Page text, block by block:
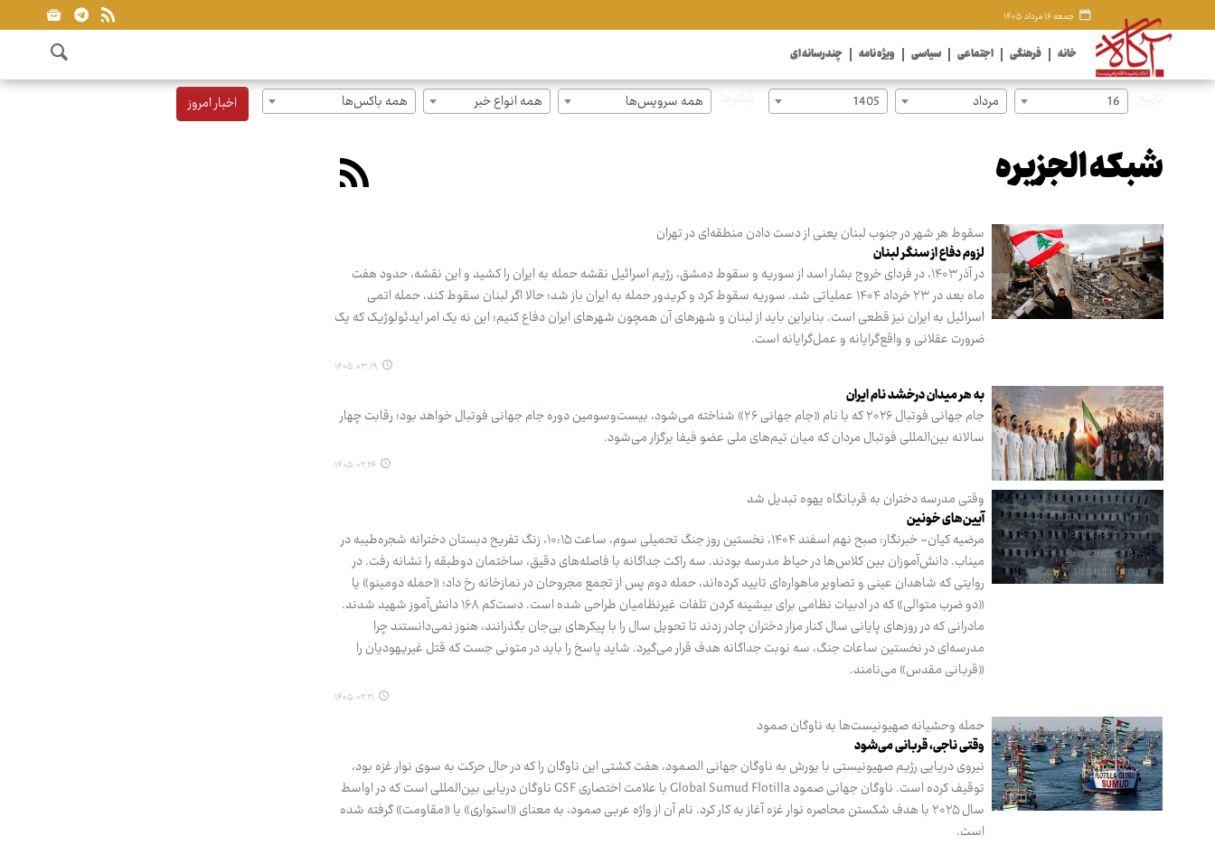
جمعه ۱۶ مرداد ۱۴۰۵
خانه فرهنگی اجتماعی سیاسی ویژه نامه چندرسانه ای
16 مرداد 1405 همه سرویس‌ها همه انواع خبر همه باکس‌ها اخبار امروز
شبکه الجزیره
سقوط هر شهر در جنوب لبنان یعنی از دست دادن منطقه‌ای در تهران
لزوم دفاع از سنگر لبنان
در آذر ۱۴۰۳، در فردای خروج بشار اسد از سوریه و سقوط دمشق، رژیم اسرائیل نقشه حمله به ایران را کشید و این نقشه، حدود هفت
ماه بعد در ۲۳ خرداد ۱۴۰۴ عملیاتی شد. سوریه سقوط کرد و کریدور حمله به ایران باز شد؛ حالا اگر لبنان سقوط کند، حمله اتمی
اسرائیل به ایران نیز قطعی است. بنابراین باید از لبنان و شهرهای آن همچون شهرهای ایران دفاع کنیم؛ این نه یک امر ایدئولوژیک که یک
ضرورت عقلانی و واقع‌گرایانه و عمل‌گرایانه است.
۱۴۰۵.۰۳.۱۹
به هر میدان درخشد نام ایران
جام جهانی فوتبال ۲۰۲۶ که با نام «جام جهانی ۲۶» شناخته می‌شود، بیست‌وسومین دوره جام جهانی فوتبال خواهد بود؛ رقابت چهار
سالانه بین‌المللی فوتبال مردان که میان تیم‌های ملی عضو فیفا برگزار می‌شود.
۱۴۰۵.۰۲.۲۶
وقتی مدرسه دختران به قربانگاه یهوه تبدیل شد
آیین‌های خونین
مرضیه کیان- خبرنگار: صبح نهم اسفند ۱۴۰۴، نخستین روز جنگ تحمیلی سوم، ساعت ۱۰:۱۵، زنگ تفریح دبستان دخترانه شجره‌طیبه در
میناب. دانش‌آموزان بین کلاس‌ها در حیاط مدرسه بودند. سه راکت جداگانه با فاصله‌های دقیق، ساختمان دوطبقه را نشانه رفت. در
روایتی که شاهدان عینی و تصاویر ماهواره‌ای تایید کرده‌اند، حمله دوم پس از تجمع مجروحان در نمازخانه رخ داد؛ «حمله دومینو» یا
«دو ضرب متوالی» که در ادبیات نظامی برای بیشینه کردن تلفات غیرنظامیان طراحی شده است. دست‌کم ۱۶۸ دانش‌آموز شهید شدند.
مادرانی که در روزهای پایانی سال کنار مزار دختران چادر زدند تا تحویل سال را با پیکرهای بی‌جان بگذرانند، هنوز نمی‌دانستند چرا
مدرسه‌ای در نخستین ساعات جنگ، سه نوبت جداگانه هدف قرار می‌گیرد. شاید پاسخ را باید در متونی جست که قتل غیریهودیان را
«قربانی مقدس» می‌نامند.
۱۴۰۵.۰۲.۲۱
حمله وحشیانه صهیونیست‌ها به ناوگان صمود
وقتی ناجی، قربانی می‌شود
نیروی دریایی رژیم صهیونیستی با یورش به ناوگان جهانی الصمود، هفت کشتی این ناوگان را که در حال حرکت به سوی نوار غزه بود،
توقیف کرده است. ناوگان جهانی صمود Global Sumud Flotilla با علامت اختصاری GSF ناوگان دریایی بین‌المللی است که در اواسط
سال ۲۰۲۵ با هدف شکستن محاصره نوار غزه آغاز به کار کرد. نام آن از واژه عربی صمود، به معنای «استواری» یا «مقاومت» گرفته شده
است.